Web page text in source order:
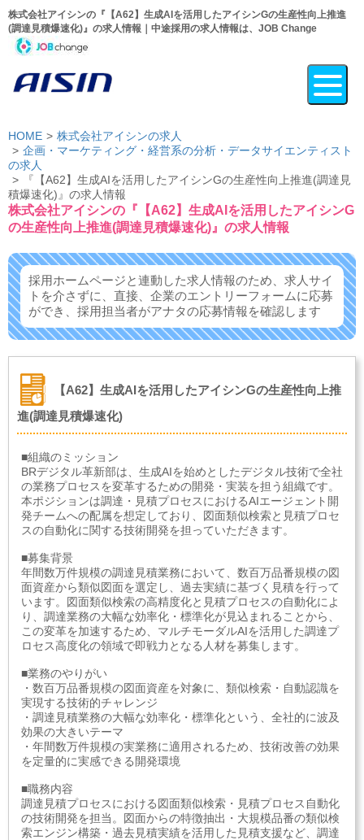
株式会社アイシンの『【A62】生成AIを活用したアイシンGの生産性向上推進
(調達見積爆速化)』の求人情報｜中途採用の求人情報は、JOB Change
HOME
株式会社アイシンの求人
企画・マーケティング・経営系の分析・データサイエンティスト
の求人
『【A62】生成AIを活用したアイシンGの生産性向上推進(調達見
積爆速化)』の求人情報
株式会社アイシンの『【A62】生成AIを活用したアイシンG
の生産性向上推進(調達見積爆速化)』の求人情報
採用ホームページと連動した求人情報のため、求人サイ
トを介さずに、 直接、企業のエントリーフォームに応募
ができ、 採用担当者がアナタの応募情報を確認します
【A62】生成AIを活用したアイシンGの生産性向上推
進(調達見積爆速化)
■組織のミッション
BRデジタル革新部は、生成AIを始めとしたデジタル技術で全社
の業務プロセスを変革するための開発・実装を担う組織です。
本ポジションは調達・見積プロセスにおけるAIエージェント開
発チームへの配属を想定しており、図面類似検索と見積プロセ
スの自動化に関する技術開発を担っていただきます。
■募集背景
年間数万件規模の調達見積業務において、数百万品番規模の図
面資産から類似図面を選定し、過去実績に基づく見積を行って
います。図面類似検索の高精度化と見積プロセスの自動化によ
り、調達業務の大幅な効率化・標準化が見込まれることから、
この変革を加速するため、マルチモーダルAIを活用した調達プ
ロセス高度化の領域で即戦力となる人材を募集します。
■業務のやりがい
・数百万品番規模の図面資産を対象に、類似検索・自動認識を
実現する技術的チャレンジ
・調達見積業務の大幅な効率化・標準化という、全社的に波及
効果の大きいテーマ
・年間数万件規模の実業務に適用されるため、技術改善の効果
を定量的に実感できる開発環境
■職務内容
調達見積プロセスにおける図面類似検索・見積プロセス自動化
の技術開発を担当。図面からの特徴抽出・大規模品番の類似検
索エンジン構築・過去見積実績を活用した見積支援など、調達